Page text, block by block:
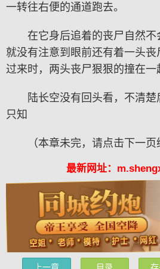
一转往右便的通道跑去。
在它身后追着的丧尸自然
就没有注意到眼前还有着一头
过来时，两头丧尸狠狠的撞在一
陆长空没有回头看，不清
只知
（本章未完，请点击下一页
最新网址：